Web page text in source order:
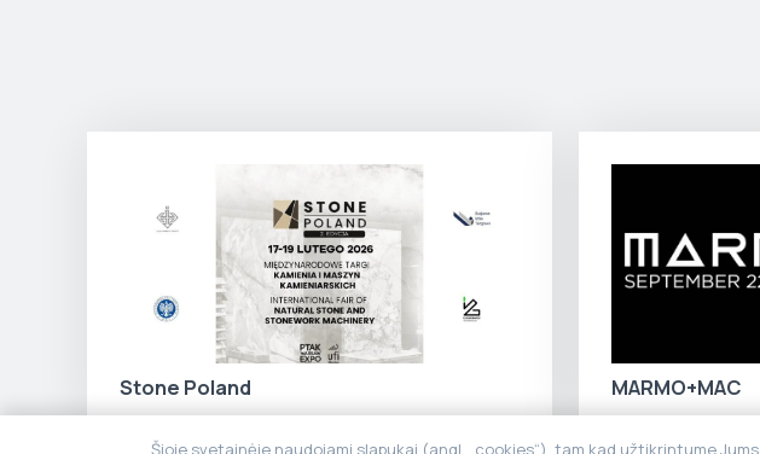
Stone Poland MARMO+MAC
Šioje svetainėje naudojami slapukai (angl. „cookies“), tam kad užtikrintume